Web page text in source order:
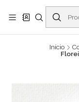
Buscantiguidades -
Castelo -
Início